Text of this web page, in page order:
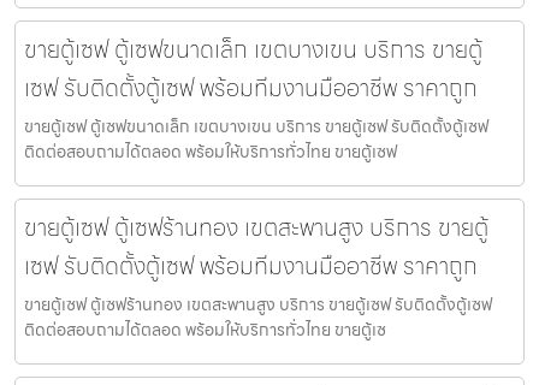
ขายตู้เซฟ ตู้เซฟขนาดเล็ก เขตบางเขน บริการ ขายตู้
เซฟ รับติดตั้งตู้เซฟ พร้อมทีมงานมืออาชีพ ราคาถูก
ขายตู้เซฟ ตู้เซฟขนาดเล็ก เขตบางเขน บริการ ขายตู้เซฟ รับติดตั้งตู้เซฟ
ติดต่อสอบถามได้ตลอด พร้อมให้บริการทั่วไทย ขายตู้เซฟ
ขายตู้เซฟ ตู้เซฟร้านทอง เขตสะพานสูง บริการ ขายตู้
เซฟ รับติดตั้งตู้เซฟ พร้อมทีมงานมืออาชีพ ราคาถูก
ขายตู้เซฟ ตู้เซฟร้านทอง เขตสะพานสูง บริการ ขายตู้เซฟ รับติดตั้งตู้เซฟ
ติดต่อสอบถามได้ตลอด พร้อมให้บริการทั่วไทย ขายตู้เซ